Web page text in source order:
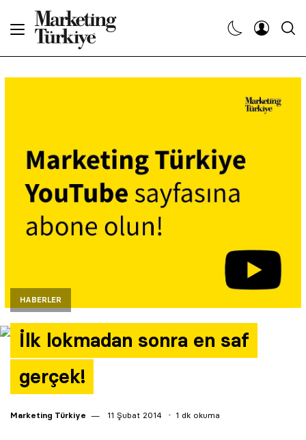
HABERLER
İlk lokmadan sonra en saf
gerçek!
Marketing Türkiye 11 Şubat 2014 1 dk okuma
Dergiler
Etkinlikler
Yazarlar
Araştırma